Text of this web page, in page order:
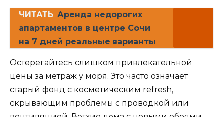
ЧИТАТЬ Аренда недорогих
апартаментов в центре Сочи
на 7 дней реальные варианты
Остерегайтесь слишком привлекательной
цены за метраж у моря. Это часто означает
старый фонд с косметическим refresh,
скрывающим проблемы с проводкой или